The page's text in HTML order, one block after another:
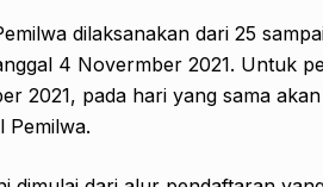
dilaksanakan dari 25
4 Novermber 2021. Untuk
2021, pada hari yang sama
Pemilwa.